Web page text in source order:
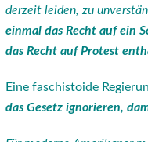
der­zeit lei­den, zu
ein­mal das Recht auf ein
das Recht auf Pro­test
Eine faschis­to­ide
das Gesetz igno­rie­ren,